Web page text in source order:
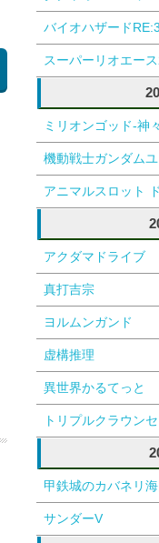
バイオハザードRE:3
スーパーリオエー
ミリオンゴッド-神
機動戦士ガンダム
アニマルスロット
アクダマドライブ
真打吉宗
ヨルムンガンド
虚構推理
異世界かるてっと
トリプルクラウン
甲鉄城のカバネリ
サンダーV